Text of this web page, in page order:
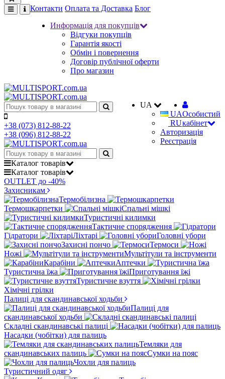
Контакти Оплата та Доставка Блог
Информація для покупців
Відгуки покупців
Гарантія якості
Обмін і повернення
Договір публічної оферти
Про магазин
UA
UA
RU
Особистий
кабінет
Авторизація
Реєстрація
+38 (073) 812-88-22
+38 (096) 812-88-22
Каталог товарів
Каталог товарів
OUTLET до -40%
Захисникам
Термобілизна
Термошкарпетки
Спальні мішкі
Туристичні килимки
Тактичне спорядження
Гідратори
Ліхтарі
Головні убори
Захисні пончо
Термоси
Ножі
Мультітули та інструменти
Карабіни
Аптечки
Туристична їжа
Приготування їжі
Туристичне взуття
Хімічні грілки
Палиці для скандинавської ходьби
Палиці для
скандинавської ходьби
Складні скандинавські палиці
Насадки (чобітки) для палиць
Темляки для
скандинавських палиць
Сумки на пояс
Чохли для палиць
Туристичний одяг